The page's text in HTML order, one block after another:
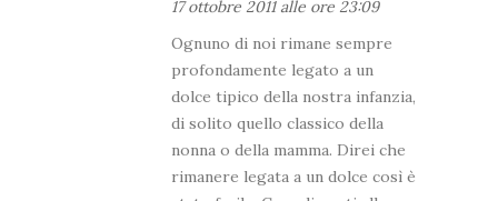
17 ottobre 2011 alle ore 23:09
Ognuno di noi rimane sempre
profondamente legato a un
dolce tipico della nostra infanzia,
di solito quello classico della
nonna o della mamma. Direi che
rimanere legata a un dolce così è